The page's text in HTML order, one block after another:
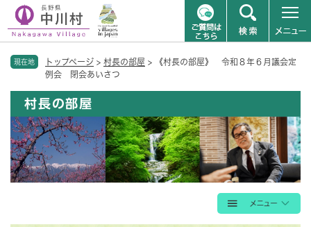
現在地 トップページ > 村長の部屋 >
《村長の部屋》 令和８年６月議会定
例会 閉会あいさつ
村長の部屋